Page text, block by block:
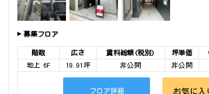
募集フロア
階数 広さ 賃料総額(税別) 坪単価
地上 6F
19.91坪 非公開 非公開
フロア詳細 お気に入